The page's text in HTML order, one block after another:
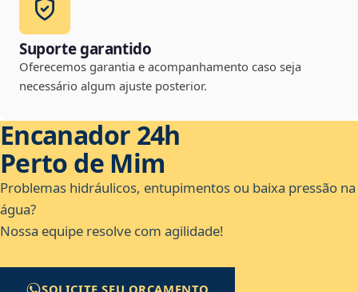
Suporte garantido
Oferecemos garantia e acompanhamento caso seja
necessário algum ajuste posterior.
Encanador 24h
Perto de Mim
Problemas hidráulicos, entupimentos ou baixa pressão na
água?
Nossa equipe resolve com agilidade!